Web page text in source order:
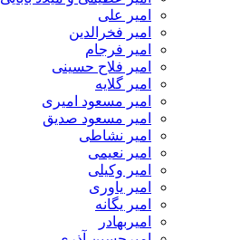
امیر علی
امیر فخرالدین
امیر فرجام
امیر فلاح حسینی
امیر گلایه
امیر مسعود امیری
امیر مسعود صدیق
امیر نشاطی
امیر نعیمی
امیر وکیلی
امیر یاوری
امیر یگانه
امیربهادر